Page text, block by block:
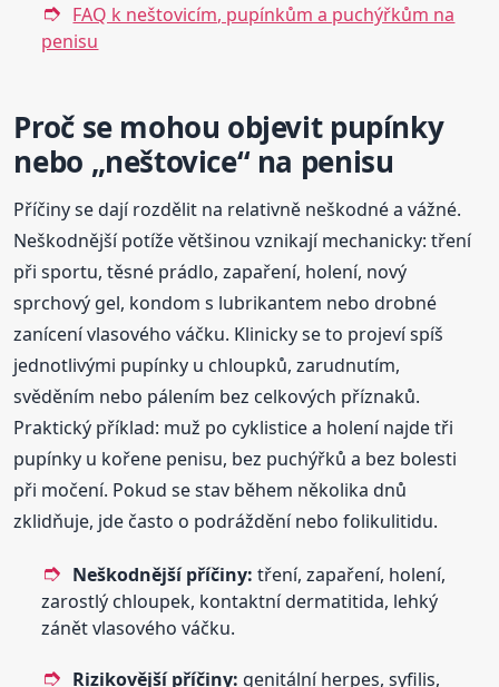
FAQ k neštovicím, pupínkům a puchýřkům na
penisu
Proč se mohou objevit pupínky
nebo „neštovice“ na penisu
Příčiny se dají rozdělit na relativně neškodné a vážné.
Neškodnější potíže většinou vznikají mechanicky: tření
při sportu, těsné prádlo, zapaření, holení, nový
sprchový gel, kondom s lubrikantem nebo drobné
zanícení vlasového váčku. Klinicky se to projeví spíš
jednotlivými pupínky u chloupků, zarudnutím,
svěděním nebo pálením bez celkových příznaků.
Praktický příklad: muž po cyklistice a holení najde tři
pupínky u kořene penisu, bez puchýřků a bez bolesti
při močení. Pokud se stav během několika dnů
zklidňuje, jde často o podráždění nebo folikulitidu.
Neškodnější příčiny: tření, zapaření, holení,
zarostlý chloupek, kontaktní dermatitida, lehký
zánět vlasového váčku.
Rizikovější příčiny: genitální herpes, syfilis,